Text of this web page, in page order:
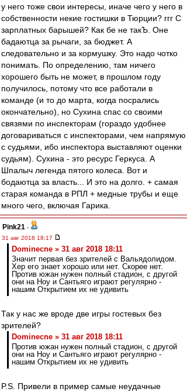
у него тоже свои интересы, иначе чего у него в
собственности некие гостишки в Тюрции? ггг С
зарплатных барышей? Как бе не такЪ. Оне
бадаютца за рычаги, за бюджет. А
следовательно и за кормушку. Это надо чотко
понимать. По определению, там ничего
хорошего быть не может, в прошлом году
получилось, потому что все работали в
команде (и то до марта, когда посрались
окончательно), но Сухина спас со своими
связями по инспекторам (гораздо удобнее
договариваться с инспекторами, чем напрямую
с судьями, ибо инспектора выставляют оценки
судьям). Сухина - это ресурс Геркуса. А
Шпалыч легенда пятого колеса. Вот и
бодаютца за власть... И это на долго. + самая
старая команда в РПЛ + медные трубы и еще
много чего, включая Гарика.
Pink21 -
31 авг 2018 18:17
Dominecne » 31 авг 2018 18:11
Значит первая без зрителей с Вальядолидом.
Хер его знает хорошо или нет. Скорее нет.
Против южан нужен полный стадион, с другой
они на Ноу и Сантьяго играют регулярно -
нашим Открытием их не удивить
Так у нас же вроде две игры гостевых без
зрителей?
Dominecne » 31 авг 2018 18:11
Против южан нужен полный стадион, с другой
они на Ноу и Сантьяго играют регулярно -
нашим Открытием их не удивить
P.S. Привели в пример самые неудачные